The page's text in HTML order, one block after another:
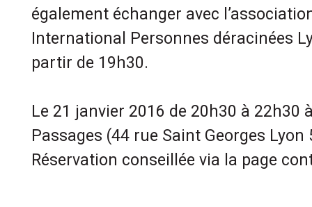
également échanger avec
International Personnes déracinées
partir de 19h30.
Le 21 janvier 2016 de 20h30 à 22h30
Passages (44 rue Saint Georges Lyon
Réservation conseillée via la page